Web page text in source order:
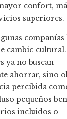
confort,
superiores.
compañías
cambio
ya no buscan
ahorrar, sino
percibida
pequeños
incluidos o